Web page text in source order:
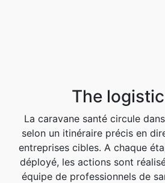
The
La caravane santé circule
selon un itinéraire précis en
entreprises cibles. A chaque
déployé, les actions sont
équipe de professionnels de